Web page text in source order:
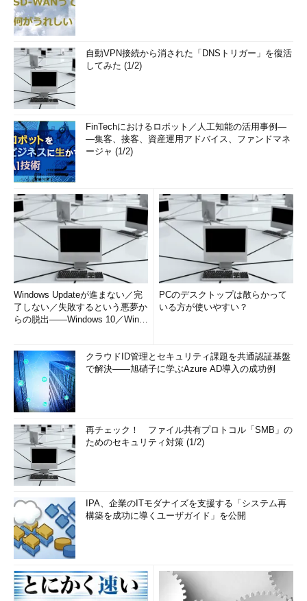
自動VPN接続から消された「DNSトリガー」を復活
してみた (1/2)
FinTechにおけるロボット／人工知能の活用事例―
―集客、接客、資産運用アドバイス、ファンドマネ
ージャ (1/2)
Windows Updateが進まない／完
了しない／失敗するという悪夢か
らの脱出――Windows 10／Wind
PCのデスクトップは散らかって
いる方が使いやすい？
クラウドID管理とセキュリティ課題を共通認証基盤
で解決――旭硝子に学ぶAzure AD導入の成功例
再チェック！ ファイル共有プロトコル「SMB」の
ためのセキュリティ対策 (1/2)
IPA、企業のITモダナイズを支援する「システム再
構築を成功に導くユーザガイド」を公開